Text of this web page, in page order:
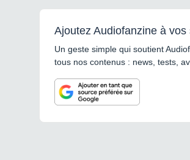
Ajoutez Audiofanzine à
Un geste simple qui soutient
tous nos contenus : news, tests,